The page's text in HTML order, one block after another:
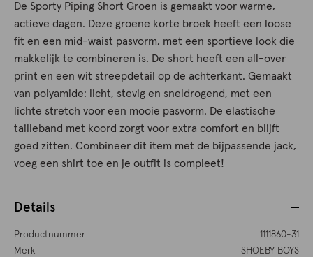
De Sporty Piping Short Groen is gemaakt voor warme,
actieve dagen. Deze groene korte broek heeft een loose
fit en een mid-waist pasvorm, met een sportieve look die
makkelijk te combineren is. De short heeft een all-over
print en een wit streepdetail op de achterkant. Gemaakt
van polyamide: licht, stevig en sneldrogend, met een
lichte stretch voor een mooie pasvorm. De elastische
tailleband met koord zorgt voor extra comfort en blijft
goed zitten. Combineer dit item met de bijpassende jack,
voeg een shirt toe en je outfit is compleet!
Details
Productnummer
1111860-31
Merk
SHOEBY BOYS